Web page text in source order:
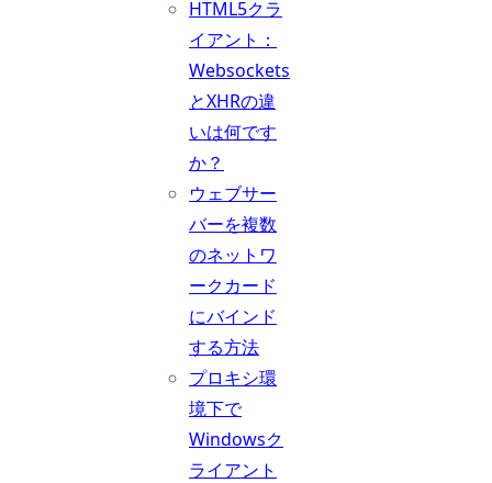
HTML5クラ
イアント：
Websockets
とXHRの違
いは何です
か？
ウェブサー
バーを複数
のネットワ
ークカード
にバインド
する方法
プロキシ環
境下で
Windowsク
ライアント